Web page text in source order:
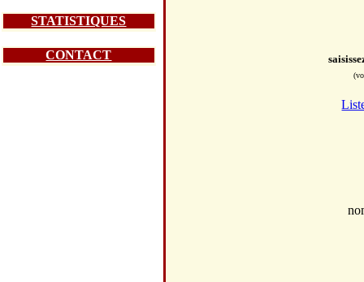
STATISTIQUES
CONTACT